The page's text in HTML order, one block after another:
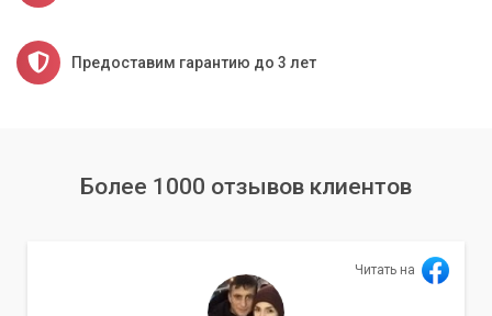
навыков. Если вы не уверены в своих силах, или хотите
гарантировать качественный результат, обратитесь к
специалистам.
диагностике, подбору и установке комплектующих для
использованием профессионального оборудования и
предоставляем гарантии на все выполненные работы и
Предоставим гарантию до 3 лет
Более 1000 отзывов клиентов
Читать на